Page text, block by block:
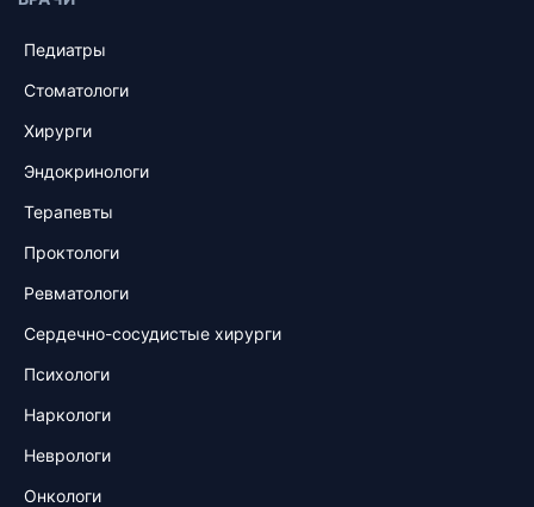
Педиатры
Стоматологи
Хирурги
Эндокринологи
Терапевты
Проктологи
Ревматологи
Сердечно-сосудистые хирурги
Психологи
Наркологи
Неврологи
Онкологи